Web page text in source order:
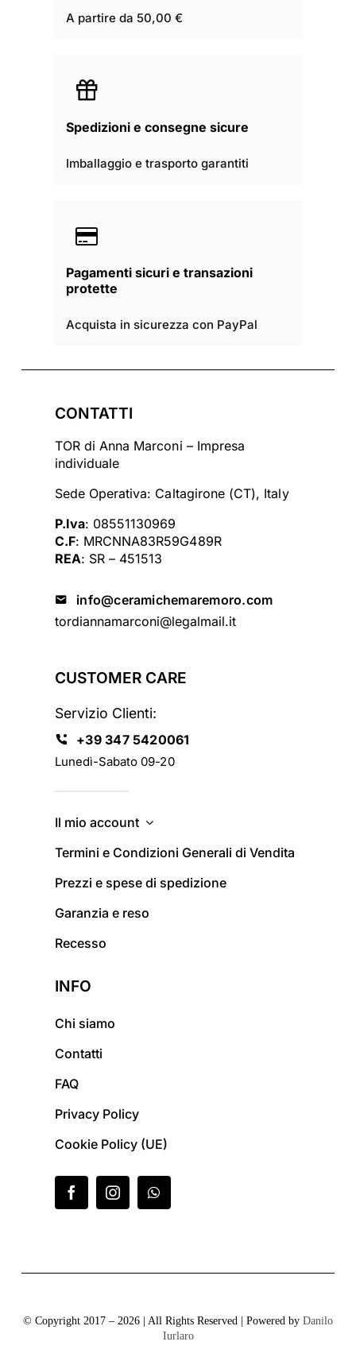
A partire da 50,00 €
Spedizioni e consegne sicure
Imballaggio e trasporto garantiti
Pagamenti sicuri e transazioni
protette
Acquista in sicurezza con PayPal
CONTATTI
TOR di Anna Marconi – Impresa
individuale
Sede Operativa: Caltagirone (CT), Italy
P.Iva: 08551130969
C.F: MRCNNA83R59G489R
REA: SR – 451513
info@ceramichemaremoro.com
tordiannamarconi@legalmail.it
CUSTOMER CARE
Servizio Clienti:
+39 347 5420061
Lunedì-Sabato 09-20
Il mio account
Termini e Condizioni Generali di Vendita
Prezzi e spese di spedizione
Garanzia e reso
Recesso
INFO
Chi siamo
Contatti
FAQ
Privacy Policy
Cookie Policy (UE)
© Copyright 2017 – 2026 | All Rights Reserved | Powered by Danilo
Iurlaro